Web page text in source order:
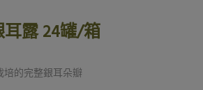
耳露 24罐/箱
培的完整銀耳朵瓣